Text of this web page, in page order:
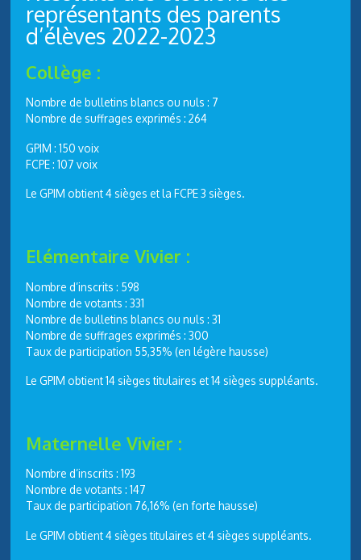
représentants des parents
d’élèves 2022-2023
Collège :
Nombre de bulletins blancs ou nuls : 7
Nombre de suffrages exprimés : 264
GPIM : 150 voix
FCPE : 107 voix
Le GPIM obtient 4 sièges et la FCPE 3 sièges.
Elémentaire Vivier :
Nombre d’inscrits : 598
Nombre de votants : 331
Nombre de bulletins blancs ou nuls : 31
Nombre de suffrages exprimés : 300
Taux de participation 55,35% (en légère hausse)
Le GPIM obtient 14 sièges titulaires et 14 sièges suppléants.
Maternelle Vivier :
Nombre d’inscrits : 193
Nombre de votants : 147
Taux de participation 76,16% (en forte hausse)
Le GPIM obtient 4 sièges titulaires et 4 sièges suppléants.